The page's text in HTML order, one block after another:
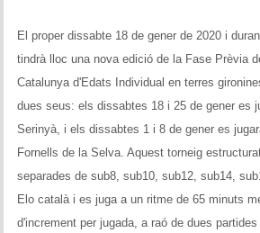
Torneig de Nadal
Historial del torneig de Nadal
Torneig Social
Historial del torneig social
El proper dissabte 18 de gener de 2020 i
tindrà lloc una nova edició de la Fase Prèvia
Catalunya d'Edats Individual en terres
dues seus: els dissabtes 18 i 25 de gener es
Serinyà, i els dissabtes 1 i 8 de gener es
Fornells de la Selva. Aquest torneig
separades de sub8, sub10, sub12, sub14,
Elo català i es juga a un ritme de 65 minuts
d'increment per jugada, a raó de dues